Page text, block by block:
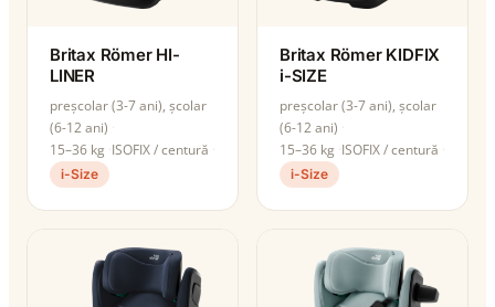
Britax Römer HI-
LINER
preșcolar (3-7 ani), școlar
(6-12 ani)
15–36 kg ISOFIX / centură
i-Size
Britax Römer KIDFIX
i-SIZE
preșcolar (3-7 ani), școlar
(6-12 ani)
15–36 kg ISOFIX / centură
i-Size